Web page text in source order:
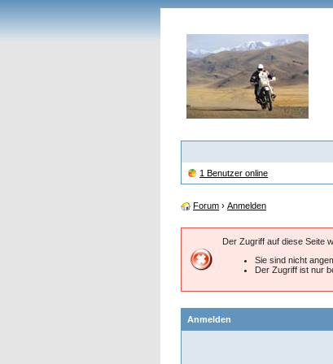
1 Benutzer online
Forum › Anmelden
Der Zugriff auf diese Seite
Sie sind nicht
Der Zugriff ist nur
Anmelden